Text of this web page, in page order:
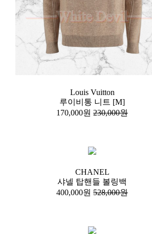
Louis Vuitton
루이비통 니트 [M]
170,000원 230,000원
CHANEL
샤넬 탑핸들 볼링백
400,000원 528,000원